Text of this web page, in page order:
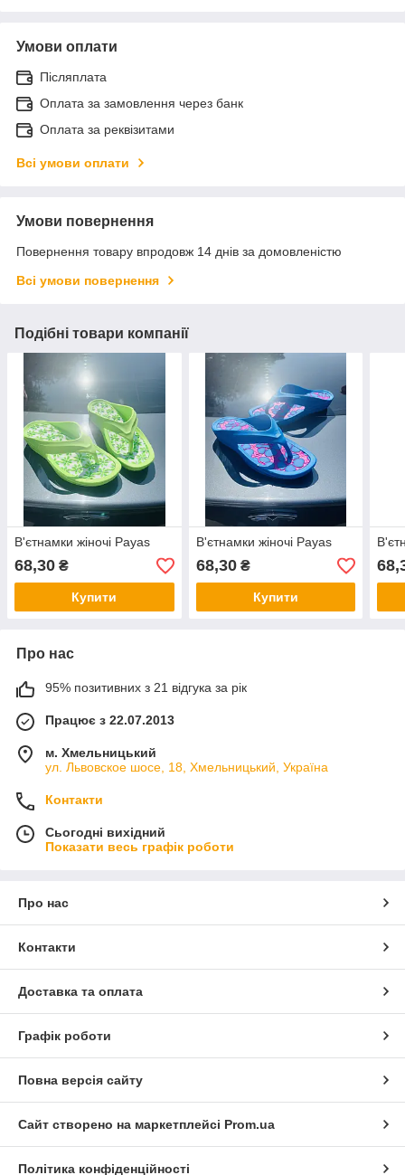
Умови оплати
Післяплата
Оплата за замовлення через банк
Оплата за реквізитами
Всі умови оплати
Умови повернення
Повернення товару впродовж 14 днів за домовленістю
Всі умови повернення
Подібні товари компанії
В'єтнамки жіночі Payas
68,30 ₴
Купити
В'єтнамки жіночі Payas
68,30₴
Купити
Про нас
95% позитивних з 21 відгука за рік
Працює з 22.07.2013
м. Хмельницький
ул. Львовское шосе, 18, Хмельницький, Україна
Контакти
Сьогодні вихідний
Показати весь графік роботи
Про нас
Контакти
Доставка та оплата
Графік роботи
Повна версія сайту
Сайт створено на маркетплейсі Prom.ua
Політика конфіденційності